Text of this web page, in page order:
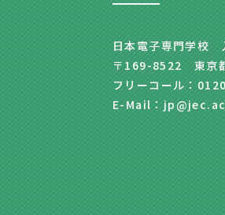
日本電子専門学校
〒169-8522 東京
フリーコール：
E-Mail：